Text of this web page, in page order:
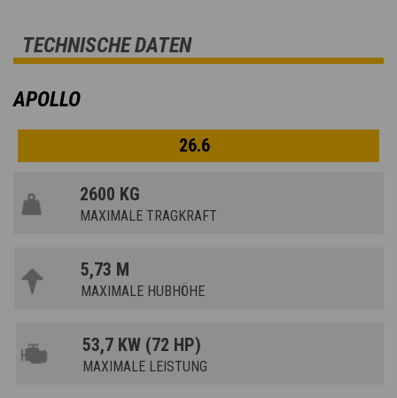
TECHNISCHE DATEN
APOLLO
26.6
2600 KG
MAXIMALE TRAGKRAFT
5,73 M
MAXIMALE HUBHÖHE
53,7 KW (72 HP)
MAXIMALE LEISTUNG